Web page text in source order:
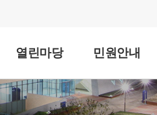
열린마당 민원안내